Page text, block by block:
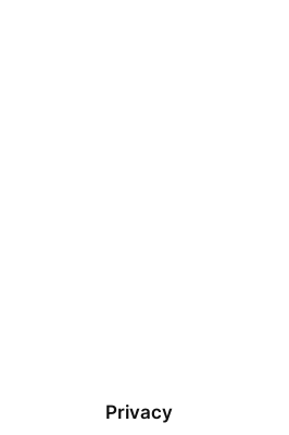
Privacy